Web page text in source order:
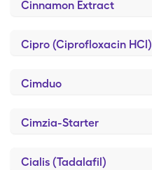
Cinnamon Extract
Cipro (Ciprofloxacin HCl)
Cimduo
Cimzia-Starter
Cialis (Tadalafil)